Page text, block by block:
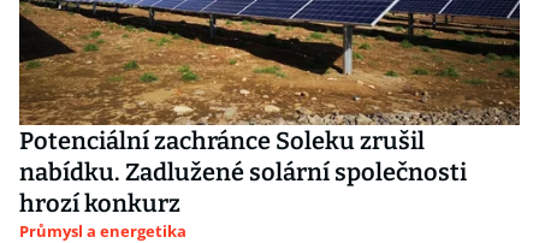
Potenciální zachránce Soleku zrušil
nabídku. Zadlužené solární společnosti
hrozí konkurz
Průmysl a energetika